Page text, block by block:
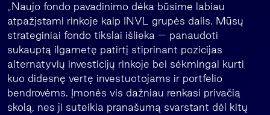
„Naujo fondo pavadinimo dėka būsime labiau
atpažįstami rinkoje kaip INVL grupės dalis. Mūsų
strateginiai fondo tikslai išlieka – panaudoti
sukauptą ilgametę patirtį stiprinant pozicijas
alternatyvių investicijų rinkoje bei sėkmingai kurti
kuo didesnę vertę investuotojams ir portfelio
bendrovėms. Įmonės vis dažniau renkasi privačią
skolą, nes ji suteikia pranašumą svarstant dėl kitų